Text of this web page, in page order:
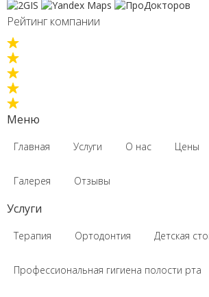
Рейтинг компании
Меню
Главная Услуги О нас Цены
Галерея Отзывы
Услуги
Терапия Ортодонтия Детская
Профессиональная гигиена полости рта